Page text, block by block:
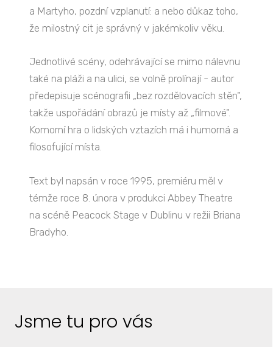
a Martyho, pozdní vzplanutí: a nebo důkaz toho,
že milostný cit je správný v jakémkoliv věku.
Jednotlivé scény, odehrávající se mimo nálevnu
také na pláži a na ulici, se volně prolínají - autor
předepisuje scénografii „bez rozdělovacích stěn",
takže uspořádání obrazů je místy až „filmové".
Komorní hra o lidských vztazích má i humorná a
filosofující místa.
Text byl napsán v roce 1995, premiéru měl v
témže roce 8. února v produkci Abbey Theatre
na scéně Peacock Stage v Dublinu v režii Briana
Bradyho.
Jsme tu pro vás